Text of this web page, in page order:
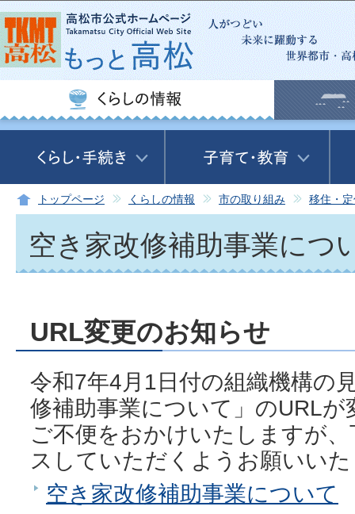
この
トップページ くらしの情報 市の取り組み 移住・
空き家改修補助事業につ
URL変更のお知らせ
令和7年4月1日付の組織機構の
修補助事業について」のURL
ご不便をおかけいたしますが
スしていただくようお願いい
空き家改修補助事業について